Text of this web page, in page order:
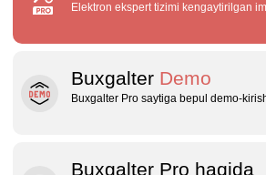
Elektron ekspert tizimi kengaytirilgan
Buxgalter Demo
Buxgalter Pro saytiga bepul
Buxgalter Pro haqida